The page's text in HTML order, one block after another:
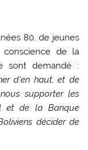
80, de jeunes
conscience de la
sont demandé :
d’en haut, et de
supporter les
et de la Banque
décider de